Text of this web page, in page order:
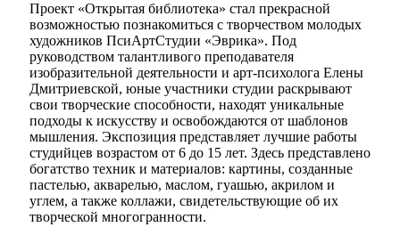
Проект «Открытая библиотека» стал прекрасной
возможностью познакомиться с творчеством молодых
художников ПсиАртСтудии «Эврика». Под
руководством талантливого преподавателя
изобразительной деятельности и арт-психолога Елены
Дмитриевской, юные участники студии раскрывают
свои творческие способности, находят уникальные
подходы к искусству и освобождаются от шаблонов
мышления. Экспозиция представляет лучшие работы
студийцев возрастом от 6 до 15 лет. Здесь представлено
богатство техник и материалов: картины, созданные
пастелью, акварелью, маслом, гуашью, акрилом и
углем, а также коллажи, свидетельствующие об их
творческой многогранности.